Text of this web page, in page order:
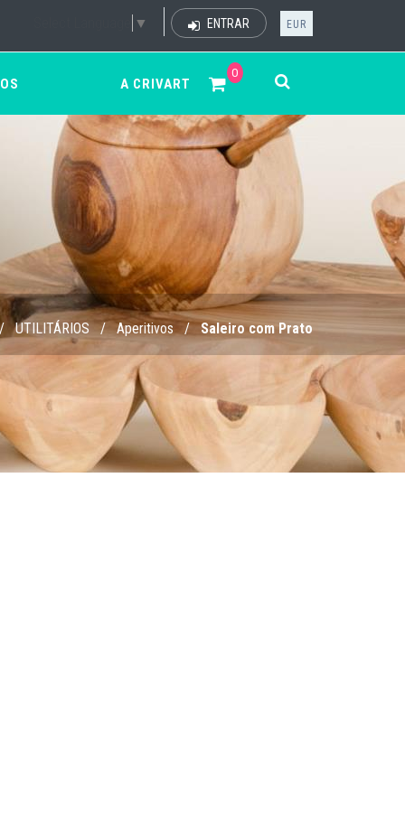
▼ ENTRAR EUR
0
A CRIVART
/ UTILITÁRIOS / Aperitivos / Saleiro com Prato